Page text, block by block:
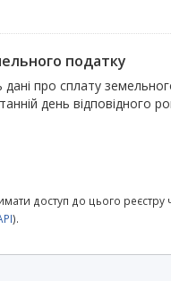
податку
дані про сплату
день відповідного
доступ до цього реєстру
).